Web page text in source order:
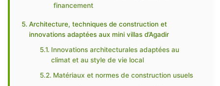
financement
Architecture, techniques de construction et
innovations adaptées aux mini villas d’Agadir
Innovations architecturales adaptées au
climat et au style de vie local
Matériaux et normes de construction usuels